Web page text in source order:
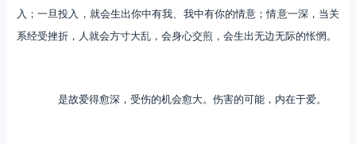
入；一旦投入，就会生出你中有我、我中有你的情意；情意一深，当关
系经受挫折，人就会方寸大乱，会身心交煎，会生出无边无际的怅惘。
是故爱得愈深，受伤的机会愈大。伤害的可能，内在于爱。